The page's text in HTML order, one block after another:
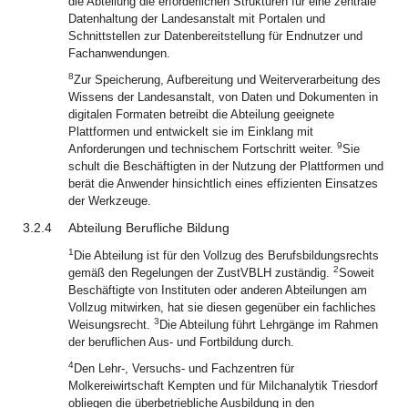
Datenhaltung der Landesanstalt mit Portalen und
Schnittstellen zur Datenbereitstellung für Endnutzer und
Fachanwendungen.
8Zur Speicherung, Aufbereitung und Weiterverarbeitung des
Wissens der Landesanstalt, von Daten und Dokumenten in
digitalen Formaten betreibt die Abteilung geeignete
Plattformen und entwickelt sie im Einklang mit
Anforderungen und technischem Fortschritt weiter. 9Sie
schult die Beschäftigten in der Nutzung der Plattformen und
berät die Anwender hinsichtlich eines effizienten Einsatzes
der Werkzeuge.
3.2.4 Abteilung Berufliche Bildung
1 Die Abteilung ist für den Vollzug des Berufsbildungsrechts
gemäß den Regelungen der ZustVBLH zuständig. 2Soweit
Beschäftigte von Instituten oder anderen Abteilungen am
Vollzug mitwirken, hat sie diesen gegenüber ein fachliches
Weisungsrecht. 3 Die Abteilung führt Lehrgänge im Rahmen
der beruflichen Aus- und Fortbildung durch.
4Den Lehr-, Versuchs- und Fachzentren für
Molkereiwirtschaft Kempten und für Milchanalytik Triesdorf
obliegen die überbetriebliche Ausbildung in den